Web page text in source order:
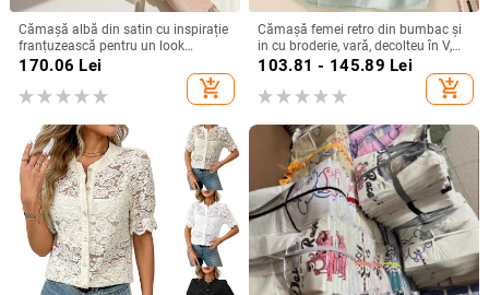
Cămașă albă din satin cu inspirație
franțuzească pentru un look
elegant la birou
170.06 Lei
add_shopping_cart
Cămașă femei retro din bumbac și
in cu broderie, vară, decolteu în V,
croială lejeră, culoare solidă,
103.81 - 145.89 Lei
add_shopping_cart